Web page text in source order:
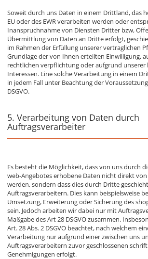
Soweit durch uns Daten in einem Drittland, das
EU oder des EWR verarbeiten werden oder
Inanspruchnahme von Diensten Dritter bzw,
Übermittlung von Daten an Dritte erfolgt,
im Rahmen der Erfüllung unserer vertraglichen
Grundlage der von Ihnen erteilten Einwilligung,
rechtlichen verpflichtung oder aufgrund unserer
Interessen. Eine solche Verarbeitung in einem
in jedem Fall unter Beachtung der
DSGVO.
5. Verarbeitung von Daten durch
Auftragsverarbeiter
Es besteht die Möglichkeit, dass von uns durch
web-Angebotes erhobene Daten nicht direkt
werden, sondern dass dies durch Dritte
Auftragsverarbeitern. Dies kann beispielsweise
Umsetzung, Erweiterung oder Sicherung des
sein. Jedoch arbeiten wir dabei nur mit
Maßgabe des Art 28 DSGVO zusammen.
Art. 28 Abs. 2 DSGVO beachtet, nach welchem
Verarbeitung nur aufgrund einer zwischen uns
Auftragsverarbeitern zuvor geschlossenen
Genehmigungen erfolgt.